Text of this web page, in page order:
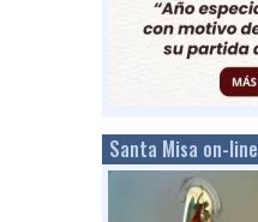
Santa Misa on-line